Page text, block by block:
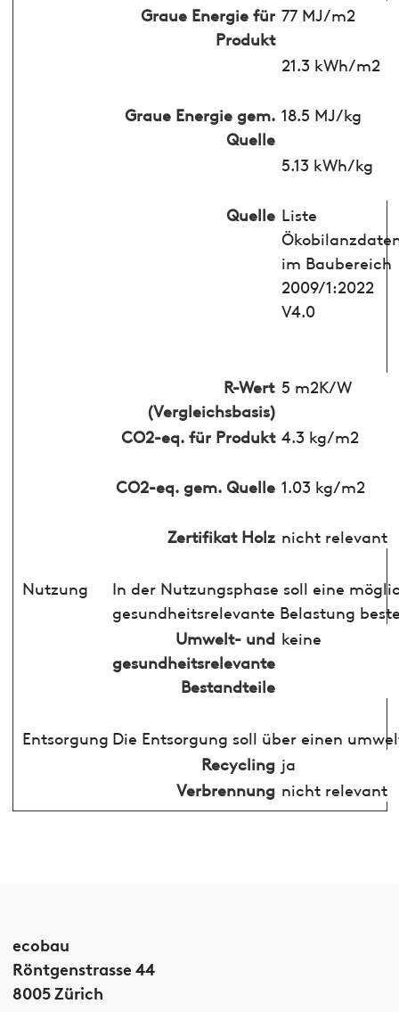
Graue Energie für
Produkt
77 MJ/m2
21.3 kWh/m2
Graue Energie gem.
Quelle
18.5 MJ/kg
5.13 kWh/kg
Quelle Liste
im Baubereich
2009/1:2022
V4.0
R-Wert
(Vergleichsbasis)
5 m2K/W
CO2-eq. für Produkt 4.3 kg/m2
CO2-eq. gem. Quelle 1.03 kg/m2
Zertifikat Holz nicht relevant
Nutzung
In der Nutzungsphase soll eine
gesundheitsrelevante Belastung
Umwelt- und
gesundheitsrelevante
Bestandteile
keine
Entsorgung Die Entsorgung soll über einen
Recycling ja
Verbrennung nicht relevant
ecobau
Röntgenstrasse 44
8005 Zürich